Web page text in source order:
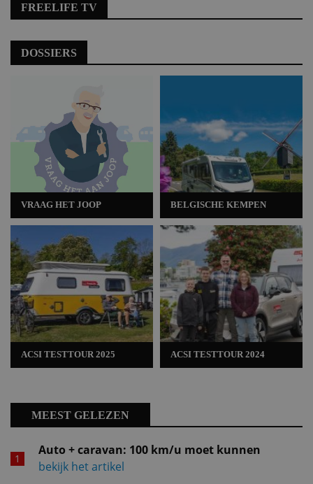
FREELIFE TV
DOSSIERS
VRAAG HET JOOP
ACSI TESTTOUR 2025
BELGISCHE KEMPEN
ACSI TESTTOUR 2024
MEEST GELEZEN
Auto + caravan: 100 km/u moet kunnen
bekijk het artikel